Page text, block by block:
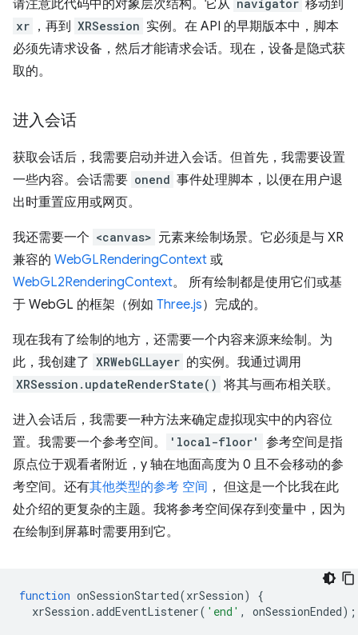
请注意此代码中的对象层次结构。它从 navigator 移动到
xr ，再到 XRSession 实例。在 API 的早期版本中，脚本
必须先请求设备，然后才能请求会话。现在，设备是隐式获
取的。
进入会话
获取会话后，我需要启动并进入会话。但首先，我需要设置
一些内容。会话需要 onend 事件处理脚本，以便在用户退
出时重置应用或网页。
我还需要一个 <canvas> 元素来绘制场景。它必须是与 XR
兼容的 WebGLRenderingContext 或
WebGL2RenderingContext。 所有绘制都是使用它们或基
于 WebGL 的框架（例如 Three.js）完成的。
现在我有了绘制的地方，还需要一个内容来源来绘制。为
此，我创建了 XRWebGLLayer 的实例。我通过调用
XRSession.updateRenderState() 将其与画布相关联。
进入会话后，我需要一种方法来确定虚拟现实中的内容位
置。我需要一个参考空间。
'local-floor'
参考空间是指
原点位于观看者附近，y 轴在地面高度为 0 且不会移动的参
考空间。还有其他类型的参考 空间 ， 但这是一个比我在此
处介绍的更复杂的主题。我将参考空间保存到变量中，因为
在绘制到屏幕时需要用到它。
function onSessionStarted(xrSession)
{
xrSession .addEventListener( 'end' , onSessionEnded);